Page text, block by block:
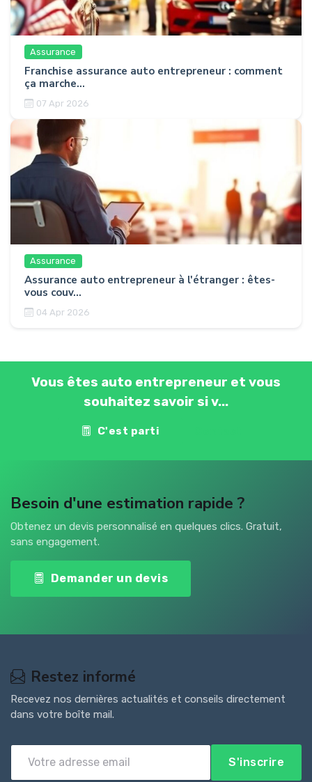
Assurance
Franchise assurance auto entrepreneur : comment
ça marche...
07 Apr 2026
Assurance
Assurance auto entrepreneur à l'étranger : êtes-
vous couv...
04 Apr 2026
Vous êtes auto entrepreneur et vous
souhaitez savoir si v...
C'est parti
Besoin d'une estimation rapide ?
Obtenez un devis personnalisé en quelques clics. Gratuit,
sans engagement.
Demander un devis
Restez informé
Recevez nos dernières actualités et conseils directement
dans votre boîte mail.
S'inscrire